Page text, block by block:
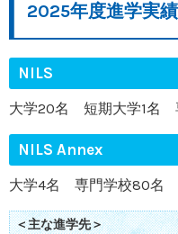
2025年度進学実績
NILS
大学20名 短期大学1名
NILS Annex
大学4名 専門学校80名
＜主な進学先＞